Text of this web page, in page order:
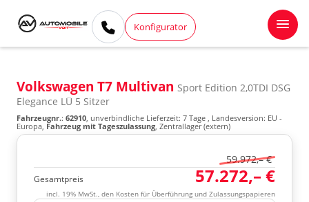
Konfigurator
Volkswagen T7 Multivan Sport Edition 2,0TDI DSG
Elegance LÜ 5 Sitzer
Fahrzeugnr.: 62910, unverbindliche Lieferzeit: 7 Tage , Landesversion: EU -
Europa, Fahrzeug mit Tageszulassung, Zentrallager (extern)
59.972,– €
Gesamtpreis 57.272,– €
incl. 19% MwSt., den Kosten für Überführung und Zulassungspapieren